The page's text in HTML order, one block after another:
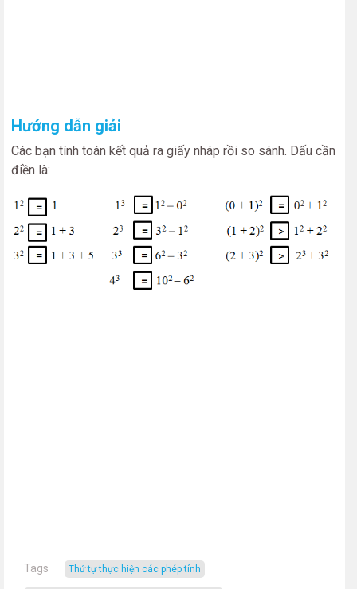
Hướng dẫn giải
Các bạn tính toán kết quả ra giấy nháp rồi so sánh. Dấu cần
điền là:
Tags thứ tự thực hiện các phép tính